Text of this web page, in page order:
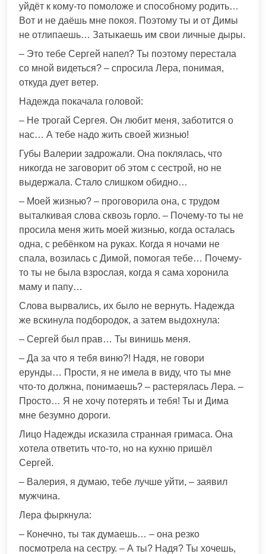
уйдёт к кому-то помоложе и способному родить…
Вот и не даёшь мне покоя. Поэтому ты и от Димы
не отлипаешь… Затыкаешь им свои личные дыры.
– Это тебе Сергей напел? Ты поэтому перестала
со мной видеться? – спросила Лера, понимая,
откуда дует ветер.
Надежда покачала головой:
– Не трогай Сергея. Он любит меня, заботится о
нас… А тебе надо жить своей жизнью!
Губы Валерии задрожали. Она поклялась, что
никогда не заговорит об этом с сестрой, но не
выдержала. Стало слишком обидно…
– Моей жизнью? – проговорила она, с трудом
выталкивая слова сквозь горло. – Почему-то ты не
просила меня жить моей жизнью, когда осталась
одна, с ребёнком на руках. Когда я ночами не
спала, возилась с Димой, помогая тебе… Почему-
то ты не была взрослая, когда я сама хоронила
маму и папу…
Слова вырвались, их было не вернуть. Надежда
же вскинула подбородок, а затем выдохнула:
– Сергей был прав… Ты винишь меня.
– Да за что я тебя виню?! Надя, не говори
ерунды… Прости, я не имела в виду, что ты мне
что-то должна, понимаешь? – растерялась Лера. –
Просто… Я не хочу потерять и тебя! Ты и Дима
мне безумно дороги.
Лицо Надежды исказила странная гримаса. Она
хотела ответить что-то, но на кухню пришёл
Сергей.
– Валерия, я думаю, тебе лучше уйти, – заявил
мужчина.
Лера фыркнула:
– Конечно, ты так думаешь… – она резко
посмотрела на сестру. – А ты? Надя? Ты хочешь,